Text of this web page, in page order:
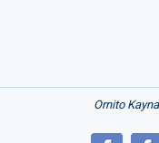
Ornito